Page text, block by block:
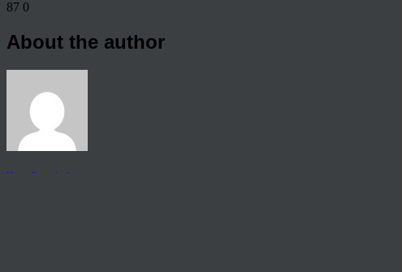
87 0
About the author
View all articles by anton